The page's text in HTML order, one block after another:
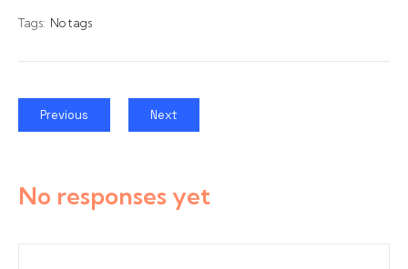
Tags: No tags
Previous Next
No responses yet